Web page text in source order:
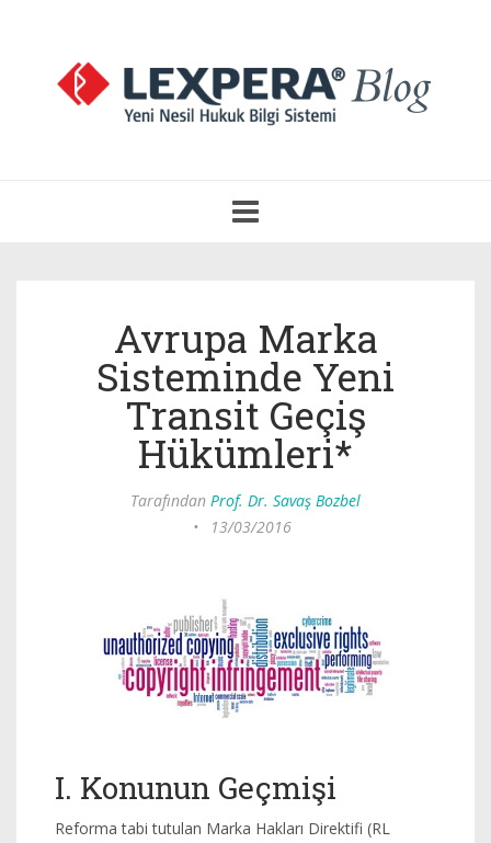
Aç
Avrupa Marka
Sisteminde Yeni
Transit Geçiş
Hükümleri*
Tarafından Prof. Dr. Savaş Bozbel
•
13/03/2016
I. Konunun Geçmişi
Reforma tabi tutulan Marka Hakları Direktifi (RL